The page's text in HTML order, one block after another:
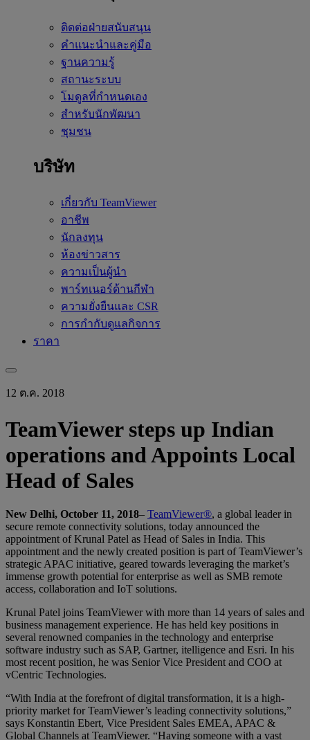
ติดต่อฝ่ายสนับสนุน
คำแนะนำและคู่มือ
ฐานความรู้
สถานะระบบ
โมดูลที่กำหนดเอง
สำหรับนักพัฒนา
ชุมชน
บริษัท
เกี่ยวกับ TeamViewer
อาชีพ
นักลงทุน
ห้องข่าวสาร
ความเป็นผู้นำ
พาร์ทเนอร์ด้านกีฬา
ความยั่งยืนและ CSR
การกำกับดูแลกิจการ
ราคา
12 ต.ค. 2018
TeamViewer steps up Indian
operations and Appoints Local
Head of Sales
New Delhi, October 11, 2018– TeamViewer®, a global leader in
secure remote connectivity solutions, today announced the
appointment of Krunal Patel as Head of Sales in India. This
appointment and the newly created position is part of TeamViewer’s
strategic APAC initiative, geared towards leveraging the market’s
immense growth potential for enterprise as well as SMB remote
access, collaboration and IoT solutions.
Krunal Patel joins TeamViewer with more than 14 years of sales and
business management experience. He has held key positions in
several renowned companies in the technology and enterprise
software industry such as SAP, Gartner, itelligence and Esri. In his
most recent position, he was Senior Vice President and COO at
vCentric Technologies.
“With India at the forefront of digital transformation, it is a high-
priority market for TeamViewer’s leading connectivity solutions,”
says Konstantin Ebert, Vice President Sales EMEA, APAC &
Global Channels at TeamViewer. “Having someone with a vast